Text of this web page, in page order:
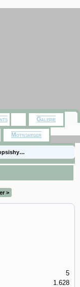
aus Baumarkt,
>
5
1.628
Galerie
Motivjaeger